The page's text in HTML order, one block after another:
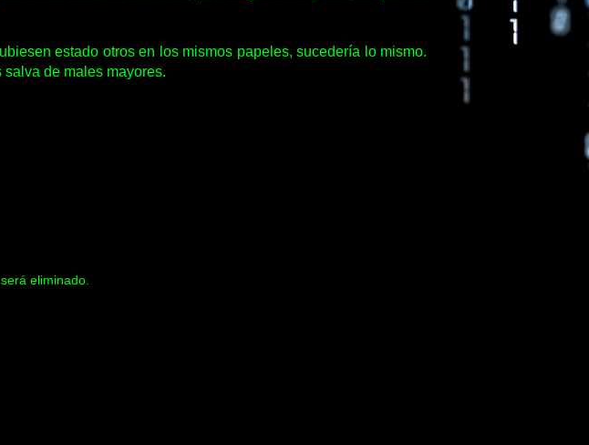
estado otros en los mismos papeles, sucedería lo mismo.
de males mayores.
eliminado.